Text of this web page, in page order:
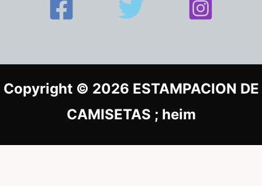
Copyright © 2026 ESTAMPACION DE
CAMISETAS ; heim